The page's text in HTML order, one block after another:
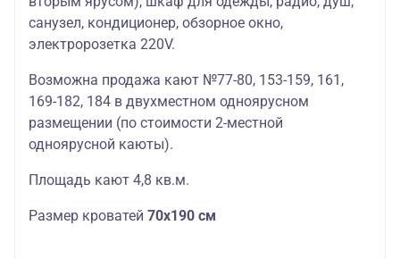
санузел, кондиционер, обзорное окно,
электророзетка 220V.
Возможна продажа кают №77-80, 153-159, 161,
169-182, 184 в двухместном одноярусном
размещении (по стоимости 2-местной
одноярусной каюты).
Площадь кают 4,8 кв.м.
Размер кроватей 70х190 см